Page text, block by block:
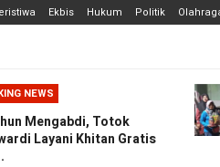
Ekbis Hukum Politik
NEWS
Mengabdi, Totok
Layani Khitan Gratis